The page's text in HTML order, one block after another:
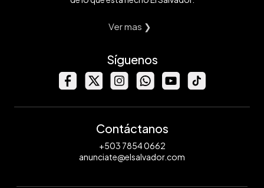
Ver mas ❯
Síguenos
Contáctanos
+503 7854 0662
anunciate@elsalvador.com